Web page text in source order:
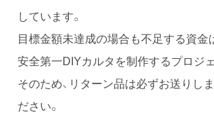
しています。
目標金額未達成の場合も不足する資金
安全第一DIYカルタを制作するプロジ
そのため、リターン品は必ずお送りし
ださい。